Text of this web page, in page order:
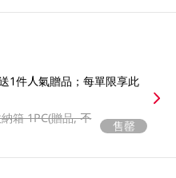
1件人氣贈品；每單限享此
箱 1PC(贈品, 不
售罄